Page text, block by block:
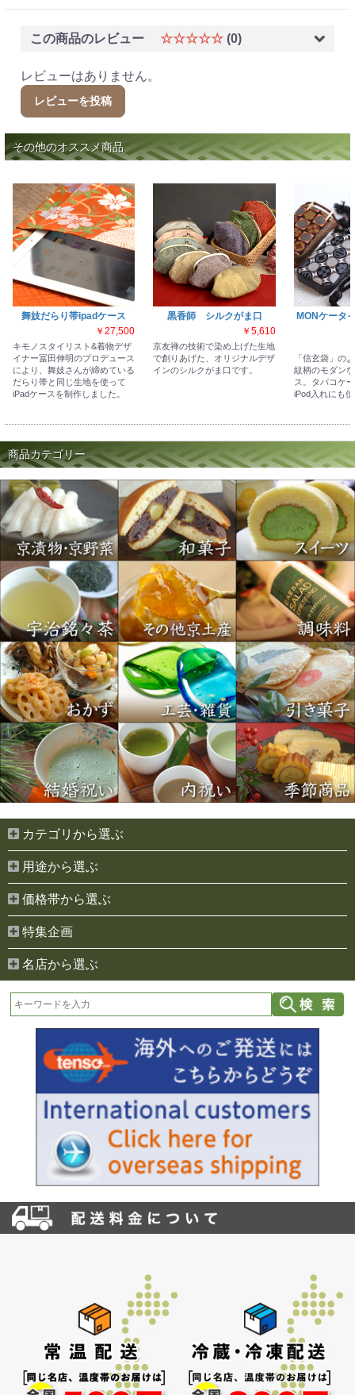
お買い物を続ける カートへ進む
この商品のレビュー ☆☆☆☆☆ (0)
レビューはありません。
レビューを投稿
その他のオススメ商品
舞妓だらり帯ipadケース
￥27,500
キモノスタイリスト&着物デザ
イナー冨田伸明のプロデュース
により、舞妓さんが締めている
だらり帯と同じ生地を使って
iPadケースを制作しました。
黒香師 シルクがま口
￥5,610
京友禅の技術で染め上げた生地
で創りあげた、オリジナルデザ
インのシルクがま口です。
MONケータ
「信玄袋」の
紋柄のモダン
ス。タバコケ
iPod入れにも
商品カテゴリー
カテゴリから選ぶ
用途から選ぶ
価格帯から選ぶ
特集企画
名店から選ぶ